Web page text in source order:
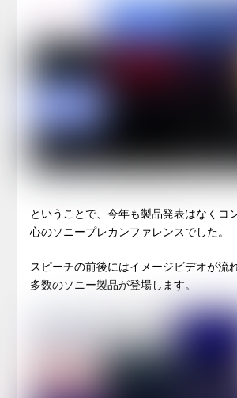
ということで、今年も製品発表はなくコ
心のソニープレカンファレンスでした。
スピーチの前後にはイメージビデオが流
多数のソニー製品が登場します。